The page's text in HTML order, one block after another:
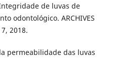
de luvas de
odontológico. ARCHIVES
7, 2018.
permeabilidade das luvas